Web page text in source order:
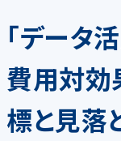
「データ
費用対効
標と見落